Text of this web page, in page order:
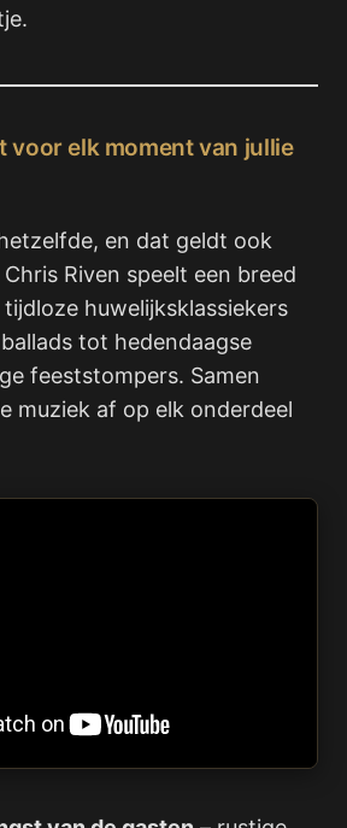
voor elk moment van jullie
en dat geldt ook
Riven speelt een breed
huwelijksklassiekers
tot hedendaagse
feeststompers. Samen
muziek af op elk onderdeel